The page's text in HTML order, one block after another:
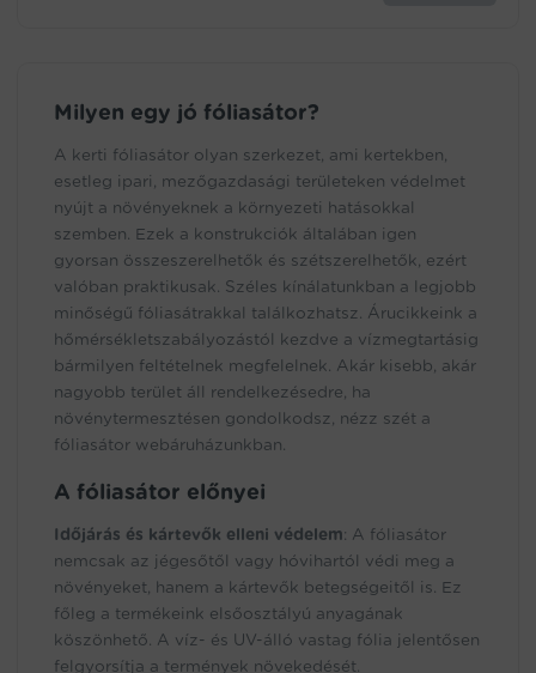
Milyen egy jó fóliasátor?
A kerti fóliasátor olyan szerkezet, ami kertekben,
esetleg ipari, mezőgazdasági területeken védelmet
nyújt a növényeknek a környezeti hatásokkal
szemben. Ezek a konstrukciók általában igen
gyorsan összeszerelhetők és szétszerelhetők, ezért
valóban praktikusak. Széles kínálatunkban a legjobb
minőségű fóliasátrakkal találkozhatsz. Árucikkeink a
hőmérsékletszabályozástól kezdve a vízmegtartásig
bármilyen feltételnek megfelelnek. Akár kisebb, akár
nagyobb terület áll rendelkezésedre, ha
növénytermesztésen gondolkodsz, nézz szét a
fóliasátor webáruházunkban.
A fóliasátor előnyei
Időjárás és kártevők elleni védelem: A fóliasátor
nemcsak az jégesőtől vagy hóvihartól védi meg a
növényeket, hanem a kártevők betegségeitől is. Ez
főleg a termékeink elsőosztályú anyagának
köszönhető. A víz- és UV-álló vastag fólia jelentősen
felgyorsítja a termények növekedését.